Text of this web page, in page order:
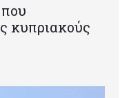
κυπριακούς